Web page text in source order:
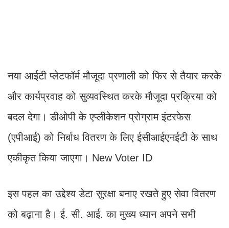
नया आईटी प्लेटफॉर्म मौजूदा प्रणाली को फिर से तैयार करके
और कार्यप्रवाह को सुव्यवस्थित करके मौजूदा प्रक्रिया को
बदल देगा। डीओपी के एप्लीकेशन प्रोग्राम इंटरफेस
(एपीआई) को निर्बाध वितरण के लिए ईसीआईएनईटी के साथ
एकीकृत किया जाएगा। New Voter ID
इस पहल का उद्देश्य डेटा सुरक्षा बनाए रखते हुए सेवा वितरण
को बढ़ाना है। ई. सी. आई. का मुख्य ध्यान अपने सभी